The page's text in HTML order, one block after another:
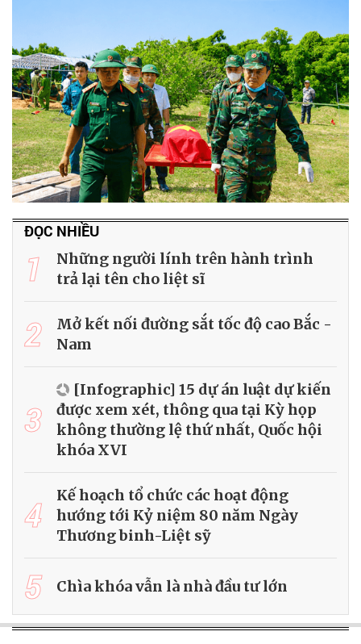
ĐỌC NHIỀU
1
Những người lính trên hành trình
trả lại tên cho liệt sĩ
2
Mở kết nối đường sắt tốc độ cao Bắc -
Nam
3
[Infographic] 15 dự án luật dự kiến
được xem xét, thông qua tại Kỳ họp
không thường lệ thứ nhất, Quốc hội
khóa XVI
4
Kế hoạch tổ chức các hoạt động
hướng tới Kỷ niệm 80 năm Ngày
Thương binh-Liệt sỹ
5 Chìa khóa vẫn là nhà đầu tư lớn